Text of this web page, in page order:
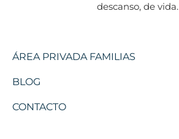
descanso, de vida.
ÁREA PRIVADA FAMILIAS
BLOG
CONTACTO